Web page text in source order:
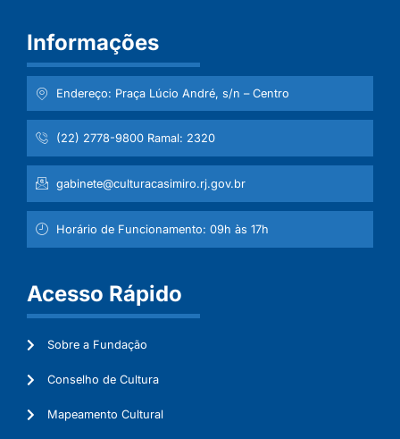
Informações
Endereço: Praça Lúcio André, s/n – Centro
(22) 2778-9800 Ramal: 2320
gabinete@culturacasimiro.rj.gov.br
Horário de Funcionamento: 09h às 17h
Acesso Rápido
Sobre a Fundação
Conselho de Cultura
Mapeamento Cultural